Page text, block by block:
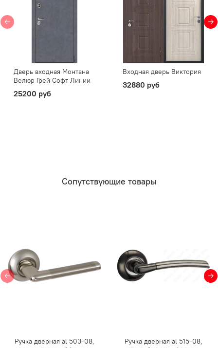
Дверь входная Монтана
Велюр Грей Софт Линии
25200 руб
Входная дверь Виктория
32880 руб
Сопутствующие товары
Ручка дверная al 503-08,
Ручка дверная al 515-08,